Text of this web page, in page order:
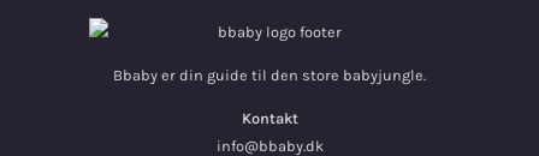
Bbaby er din guide til den store babyjungle.
Kontakt
info@bbaby.dk